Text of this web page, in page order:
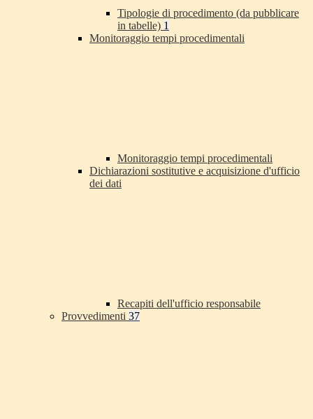
Tipologie di procedimento (da pubblicare
in tabelle) 1
Monitoraggio tempi procedimentali
Monitoraggio tempi procedimentali
Dichiarazioni sostitutive e acquisizione d'ufficio
dei dati
Recapiti dell'ufficio responsabile
Provvedimenti 37